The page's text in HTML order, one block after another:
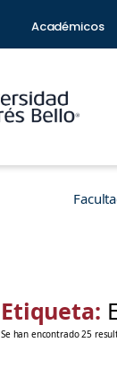
Académicos
Etiqueta:
Se han encontrado 25